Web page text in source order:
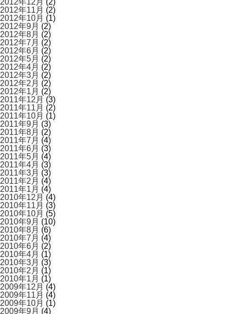
2012年11月 (2)
2012年10月 (1)
2012年9月 (2)
2012年8月 (2)
2012年7月 (2)
2012年6月 (2)
2012年5月 (2)
2012年4月 (2)
2012年3月 (2)
2012年2月 (2)
2012年1月 (2)
2011年12月 (3)
2011年11月 (2)
2011年10月 (1)
2011年9月 (3)
2011年8月 (2)
2011年7月 (4)
2011年6月 (3)
2011年5月 (4)
2011年4月 (3)
2011年3月 (3)
2011年2月 (4)
2011年1月 (4)
2010年12月 (4)
2010年11月 (3)
2010年10月 (5)
2010年9月 (10)
2010年8月 (6)
2010年7月 (4)
2010年6月 (2)
2010年4月 (1)
2010年3月 (3)
2010年2月 (1)
2010年1月 (1)
2009年12月 (4)
2009年11月 (4)
2009年10月 (1)
2009年9月 (4)